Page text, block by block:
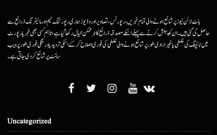
ہاٹ لائن نیوز پر شائع ہونے والی تمام خبریں، رپورٹس، تصاویر اور وڈیوز ہماری رپورٹنگ ٹیم اور مانیٹرنگ ذرائع سے
حاصل کی گئی ہیں۔ ان کو پبلش کرنے سے پہلے اسکے مصدقہ ذرائع کا ہرممکن خیال رکھا گیا ہے، تاہم کسی بھی خبر یا رپورٹ
میں ٹائپنگ کی غلطی یا غیرارادی طور پر شائع ہونے والی غلطی کی فوری اصلاح کرکے اسکی تردید یا درستگی فوری طور پر ویب
سائٹ پر شائع کردی جاتی ہے۔
Uncategorized